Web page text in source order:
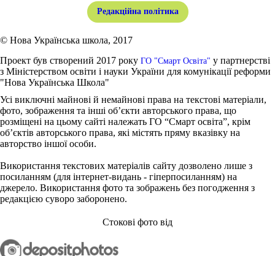
Редакційна політика
© Нова Українська школа, 2017
Проект був створений 2017 року ГО "Смарт Освіта" у партнерстві
з Міністерством освіти і науки України для комунікації реформи
"Нова Українська Школа"
Усі виключні майнові й немайнові права на текстові матеріали,
фото, зображення та інші об’єкти авторського права, що
розміщені на цьому сайті належать ГО “Смарт освіта”, крім
об’єктів авторського права, які містять пряму вказівку на
авторство іншої особи.
Використання текстових матеріалів сайту дозволено лише з
посиланням (для інтернет-видань - гіперпосиланням) на
джерело. Використання фото та зображень без погодження з
редакцією суворо заборонено.
Стокові фото від